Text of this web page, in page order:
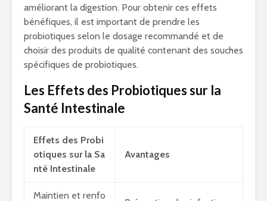
améliorant la digestion. Pour obtenir ces effets
bénéfiques, il est important de prendre les
probiotiques selon le dosage recommandé et de
choisir des produits de qualité contenant des souches
spécifiques de probiotiques.
Les Effets des Probiotiques sur la
Santé Intestinale
Effets des Probi
otiques sur la Sa
nté Intestinale
Avantages
Maintien et renfo